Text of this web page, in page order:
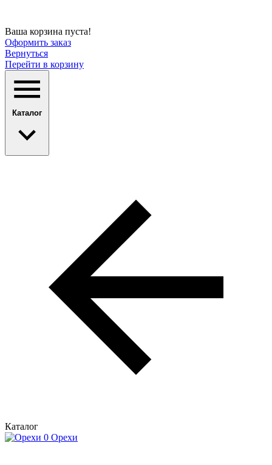
Ваша корзина пуста!
Оформить заказ
Вернуться
Перейти в корзину
Каталог
Каталог
Орехи